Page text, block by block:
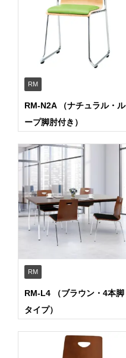
RM
RM-N2A （ナチュラル・ル
ープ脚肘付き）
RM
RM-L4 （ブラウン・4本脚
タイプ）